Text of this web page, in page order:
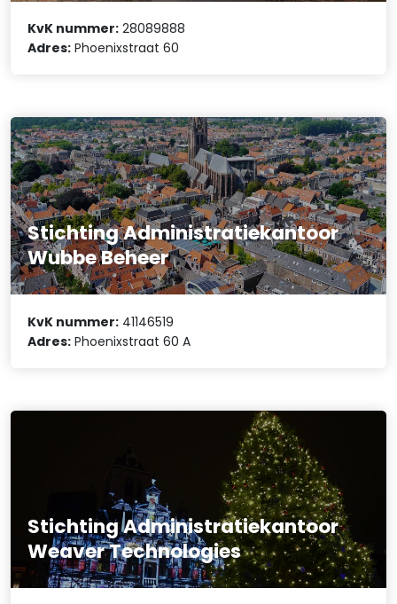
KvK nummer: 28089888
Adres: Phoenixstraat 60
Stichting Administratiekantoor
Wubbe Beheer
KvK nummer: 41146519
Adres: Phoenixstraat 60 A
Stichting Administratiekantoor
Weaver Technologies